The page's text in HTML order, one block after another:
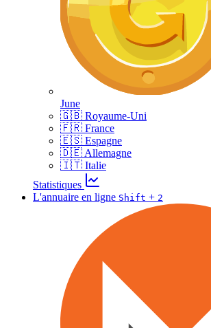
June
🇬🇧 Royaume-Uni
🇫🇷 France
🇪🇸 Espagne
🇩🇪 Allemagne
🇮🇹 Italie
Statistiques
L'annuaire en ligne Shift + 2